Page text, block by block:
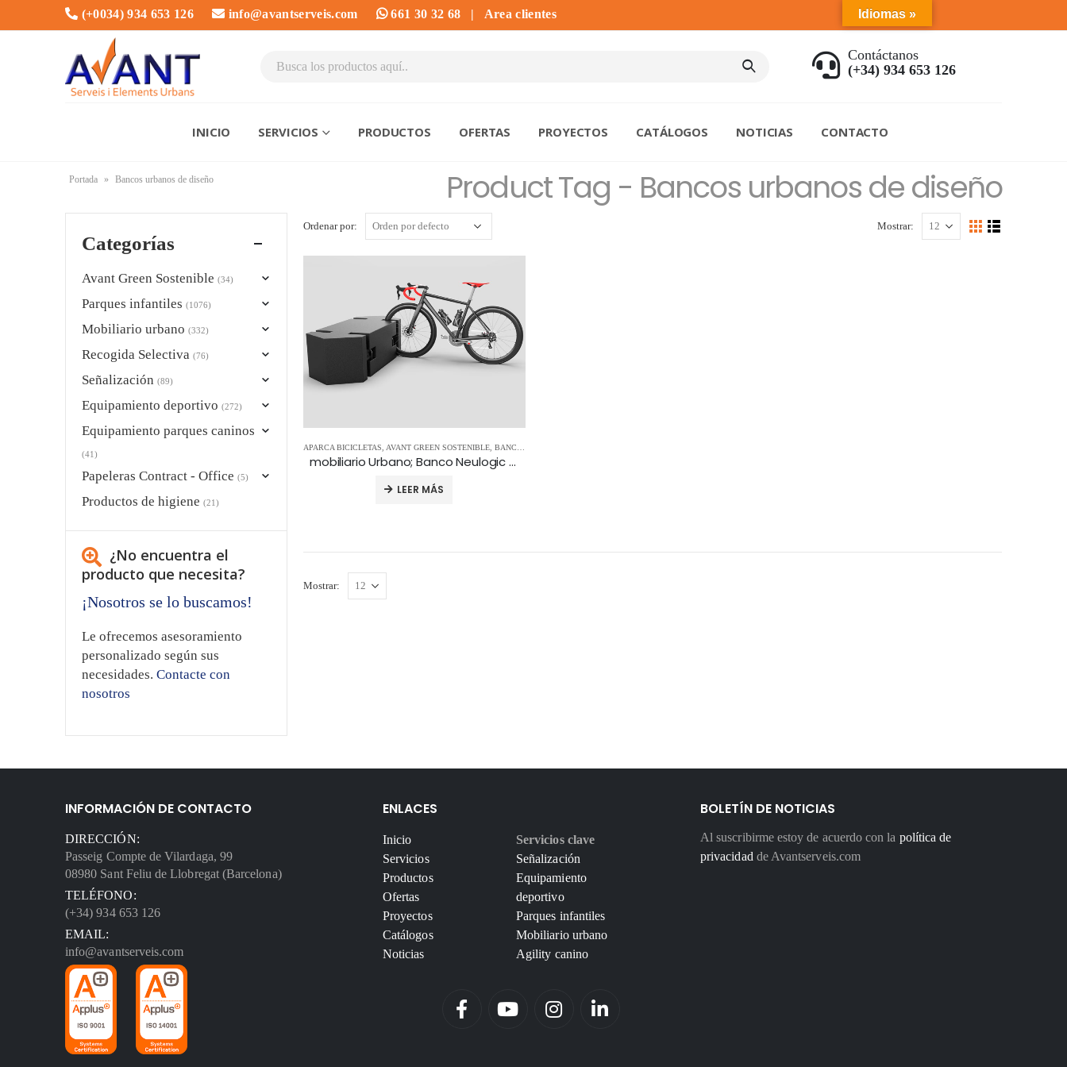
(+0034) 934 653 126 info@avantserveis.com 661 30 32 68 | Area clientes
Contáctanos
(+34) 934 653 126
INICIO SERVICIOS PRODUCTOS OFERTAS PROYECTOS CATÁLOGOS NOTICIAS CONTACTO
Product Tag - Bancos urbanos de diseño
Portada » Bancos urbanos de diseño
Ordenar por: Mostrar:
APARCA BICICLETAS AVANT GREEN SOSTENIBLE BANCOS
mobiliario Urbano; Banco Neulogic Aparcabicis – REF:005
LEER MÁS
Mostrar:
Categorías
Avant Green Sostenible (34)
Parques infantiles (1076)
Mobiliario urbano (332)
Recogida Selectiva (76)
Señalización (89)
Equipamiento deportivo (272)
Equipamiento parques caninos
(41)
Papeleras Contract - Office (5)
Productos de higiene (21)
¿No encuentra el
producto que necesita?
¡Nosotros se lo buscamos!
Le ofrecemos asesoramiento
personalizado según sus
necesidades. Contacte con
nosotros
INFORMACIÓN DE CONTACTO
DIRECCIÓN:
Passeig Compte de Vilardaga, 99
08980 Sant Feliu de Llobregat (Barcelona)
TELÉFONO:
(+34) 934 653 126
EMAIL:
info@avantserveis.com
ENLACES
Inicio
Servicios
Productos
Ofertas
Proyectos
Catálogos
Noticias
Servicios clave
Señalización
Equipamiento
deportivo
Parques infantiles
Mobiliario urbano
Agility canino
BOLETÍN DE NOTICIAS
Al suscribirme estoy de acuerdo con la política de
privacidad de Avantserveis.com
Idiomas »